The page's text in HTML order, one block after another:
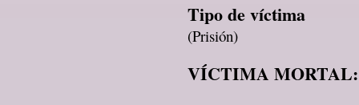
Tipo de víctima
(Prisión)
VÍCTIMA MORTAL: